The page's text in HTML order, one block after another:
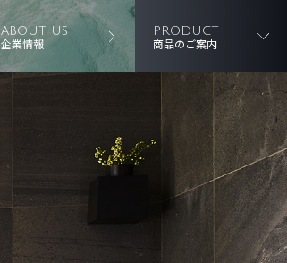
ABOUT US
企業情報
PRODUCT
商品のご案内